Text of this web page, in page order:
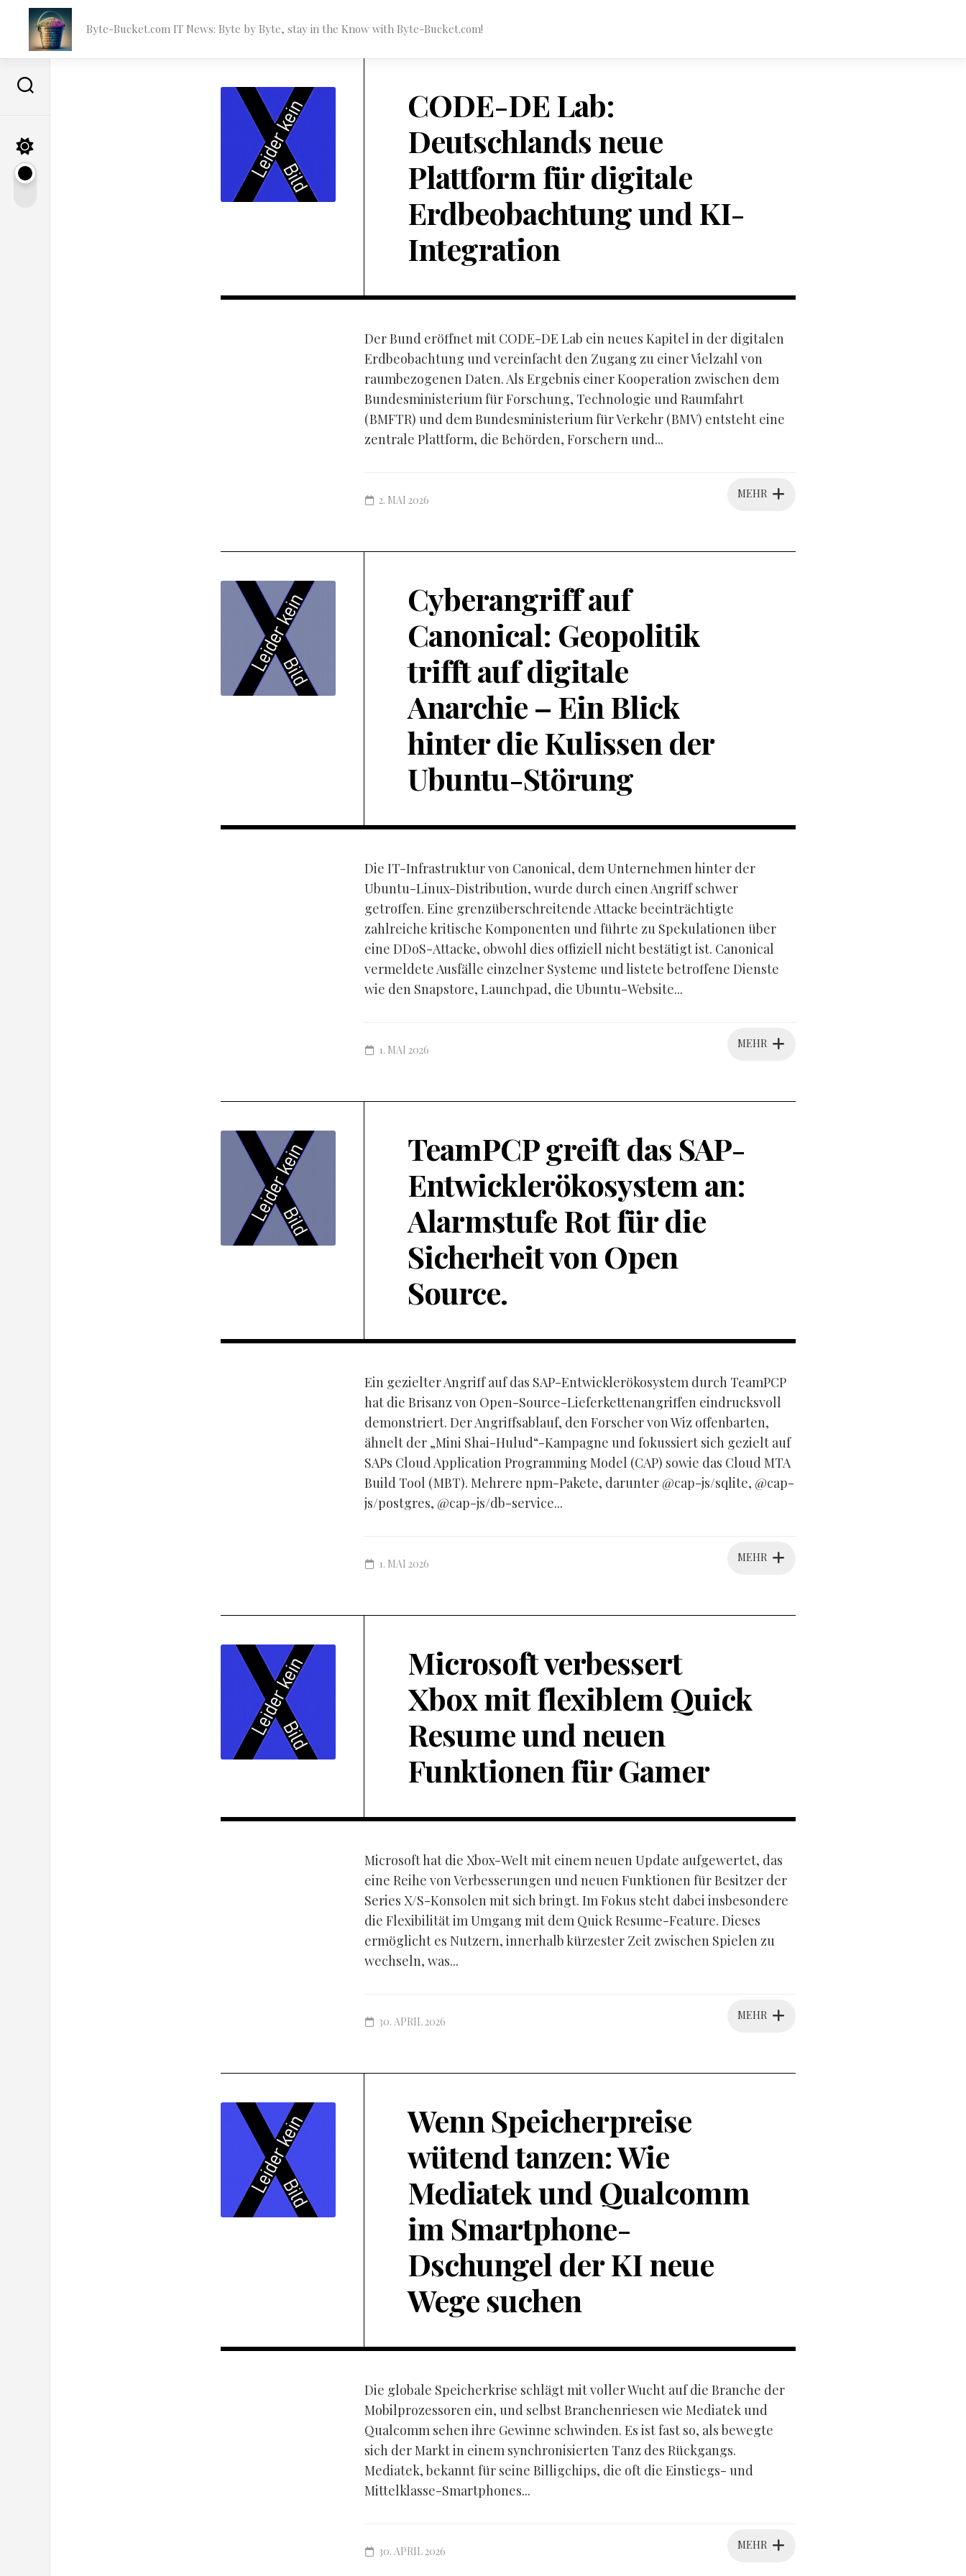
content
Byte-Bucket.com IT News: Byte by Byte, stay in the Know with Byte-Bucket.com!
CODE-DE Lab:
Deutschlands neue
Plattform für digitale
Erdbeobachtung und KI-
Integration
Der Bund eröffnet mit CODE-DE Lab ein neues Kapitel in der digitalen
Erdbeobachtung und vereinfacht den Zugang zu einer Vielzahl von
raumbezogenen Daten. Als Ergebnis einer Kooperation zwischen dem
Bundesministerium für Forschung, Technologie und Raumfahrt
(BMFTR) und dem Bundesministerium für Verkehr (BMV) entsteht eine
zentrale Plattform, die Behörden, Forschern und...
MEHR
2. MAI 2026
Cyberangriff auf
Canonical: Geopolitik
trifft auf digitale
Anarchie – Ein Blick
hinter die Kulissen der
Ubuntu-Störung
Die IT-Infrastruktur von Canonical, dem Unternehmen hinter der
Ubuntu-Linux-Distribution, wurde durch einen Angriff schwer
getroffen. Eine grenzüberschreitende Attacke beeinträchtigte
zahlreiche kritische Komponenten und führte zu Spekulationen über
eine DDoS-Attacke, obwohl dies offiziell nicht bestätigt ist. Canonical
vermeldete Ausfälle einzelner Systeme und listete betroffene Dienste
wie den Snapstore, Launchpad, die Ubuntu-Website...
MEHR
1. MAI 2026
TeamPCP greift das SAP-
Entwicklerökosystem an:
Alarmstufe Rot für die
Sicherheit von Open
Source.
Ein gezielter Angriff auf das SAP-Entwicklerökosystem durch TeamPCP
hat die Brisanz von Open-Source-Lieferkettenangriffen eindrucksvoll
demonstriert. Der Angriffsablauf, den Forscher von Wiz offenbarten,
ähnelt der „Mini Shai-Hulud“-Kampagne und fokussiert sich gezielt auf
SAPs Cloud Application Programming Model (CAP) sowie das Cloud MTA
Build Tool (MBT). Mehrere npm-Pakete, darunter @cap-js/sqlite, @cap-
js/postgres, @cap-js/db-service...
MEHR
1. MAI 2026
Microsoft verbessert
Xbox mit flexiblem Quick
Resume und neuen
Funktionen für Gamer
Microsoft hat die Xbox-Welt mit einem neuen Update aufgewertet, das
eine Reihe von Verbesserungen und neuen Funktionen für Besitzer der
Series X/S-Konsolen mit sich bringt. Im Fokus steht dabei insbesondere
die Flexibilität im Umgang mit dem Quick Resume-Feature. Dieses
ermöglicht es Nutzern, innerhalb kürzester Zeit zwischen Spielen zu
wechseln, was...
MEHR
30. APRIL 2026
Wenn Speicherpreise
wütend tanzen: Wie
Mediatek und Qualcomm
im Smartphone-
Dschungel der KI neue
Wege suchen
Die globale Speicherkrise schlägt mit voller Wucht auf die Branche der
Mobilprozessoren ein, und selbst Branchenriesen wie Mediatek und
Qualcomm sehen ihre Gewinne schwinden. Es ist fast so, als bewegte
sich der Markt in einem synchronisierten Tanz des Rückgangs.
Mediatek, bekannt für seine Billigchips, die oft die Einstiegs- und
Mittelklasse-Smartphones...
MEHR
30. APRIL 2026